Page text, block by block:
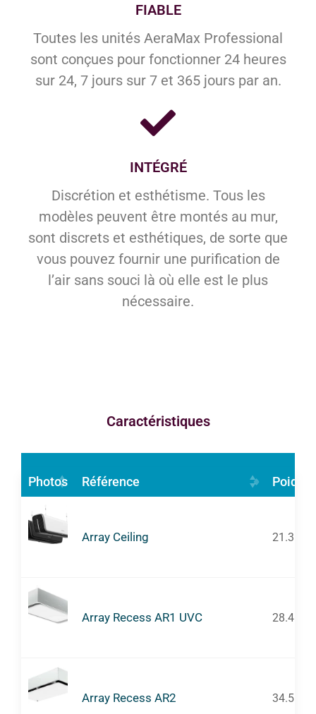
FIABLE
Toutes les unités AeraMax Professional
sont conçues pour fonctionner 24 heures
sur 24, 7 jours sur 7 et 365 jours par an.
INTÉGRÉ
Discrétion et esthétisme. Tous les
modèles peuvent être montés au mur,
sont discrets et esthétiques, de sorte que
vous pouvez fournir une purification de
l’air sans souci là où elle est le plus
nécessaire.
Caractéristiques
Photos Référence Poids
Array Ceiling 21.3
Array Recess AR1 UVC 28.4
Array Recess AR2 34.5